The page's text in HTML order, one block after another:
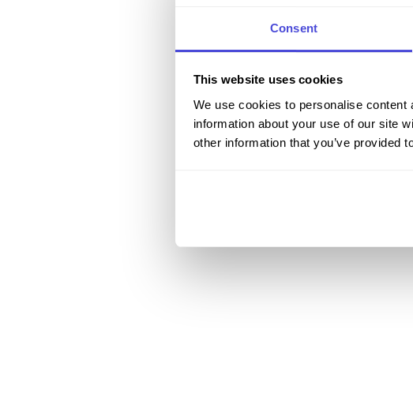
Consent
This website uses cookies
We use cookies to personalise
information about your use of our site
other information that you’ve provided